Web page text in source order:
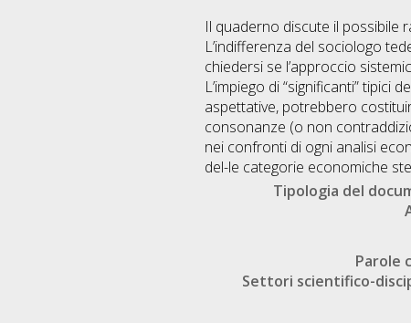
Il quaderno discute il possibile
L’indifferenza del sociologo
chiedersi se l’approccio
L’impiego di “significanti” tipici
aspettative, potrebbero
consonanze (o non
nei confronti di ogni analisi
del-le categorie economiche
Tipologia del
Parole
Settori scientifico-